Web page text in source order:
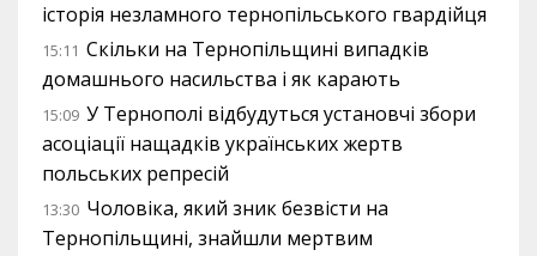
історія незламного тернопільського гвардійця
15:11 Скільки на Тернопільщині випадків
домашнього насильства і як карають
15:09 У Тернополі відбудуться установчі збори
асоціації нащадків українських жертв
польських репресій
13:30 Чоловіка, який зник безвісти на
Тернопільщині, знайшли мертвим